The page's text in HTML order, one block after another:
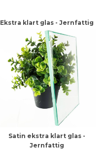
Ekstra klart glas - Jernfattig
Satin ekstra klart glas -
Jernfattig